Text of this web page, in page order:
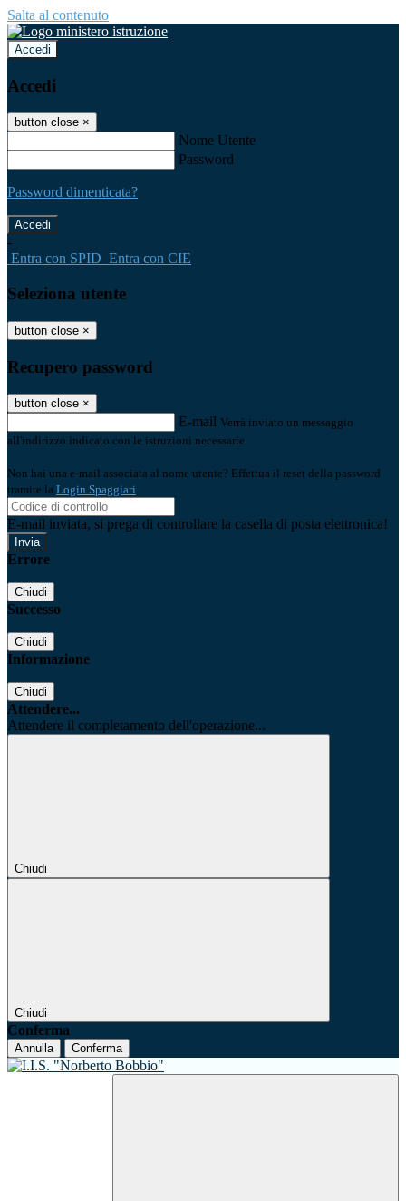
Salta al contenuto
Accedi
Accedi
button close ×
Nome Utente
Password
Password dimenticata?
-
Entra con SPID Entra con CIE
Seleziona utente
button close ×
Recupero password
button close ×
E-mail Verrà inviato un messaggio
all'indirizzo indicato con le istruzioni necessarie.
Non hai una e-mail associata al nome utente? Effettua il reset della password
tramite la Login Spaggiari
E-mail inviata, si prega di controllare la casella di posta elettronica!
Errore
Chiudi
Successo
Chiudi
Informazione
Chiudi
Attendere...
Attendere il completamento dell'operazione...
Chiudi
Chiudi
Conferma
Annulla Conferma